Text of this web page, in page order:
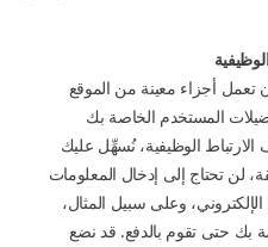
أجزاء معينة من الموقع
المستخدم الخاصة بك
الوظيفية، نُسهِّل عليك
لن تحتاج إلى إدخال المعلومات
وعلى سبيل المثال،
بك حتى تقوم بالدفع. قد نضع